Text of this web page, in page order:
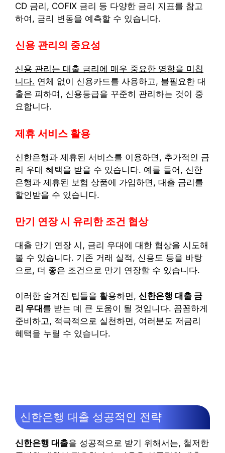
CD 금리, COFIX 금리 등 다양한 금리 지표를 참고
하여, 금리 변동을 예측할 수 있습니다.
신용 관리의 중요성
신용 관리는 대출 금리에 매우 중요한 영향을 미칩
니다. 연체 없이 신용카드를 사용하고, 불필요한 대
출은 피하며, 신용등급을 꾸준히 관리하는 것이 중
요합니다.
제휴 서비스 활용
신한은행과 제휴된 서비스를 이용하면, 추가적인 금
리 우대 혜택을 받을 수 있습니다. 예를 들어, 신한
은행과 제휴된 보험 상품에 가입하면, 대출 금리를
할인받을 수 있습니다.
만기 연장 시 유리한 조건 협상
대출 만기 연장 시, 금리 우대에 대한 협상을 시도해
볼 수 있습니다. 기존 거래 실적, 신용도 등을 바탕
으로, 더 좋은 조건으로 만기 연장할 수 있습니다.
이러한 숨겨진 팁들을 활용하면, 신한은행 대출 금
리 우대를 받는 데 큰 도움이 될 것입니다. 꼼꼼하게
준비하고, 적극적으로 실천하면, 여러분도 저금리
혜택을 누릴 수 있습니다.
신한은행 대출 성공적인 전략
신한은행 대출을 성공적으로 받기 위해서는, 철저한